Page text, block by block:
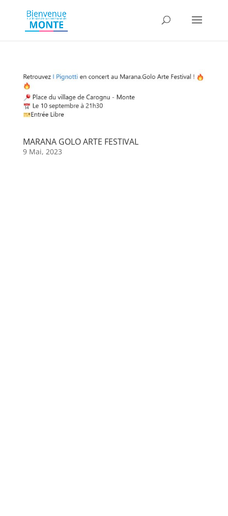
MARANA GOLO ARTE FESTIVAL
9 Mai, 2023